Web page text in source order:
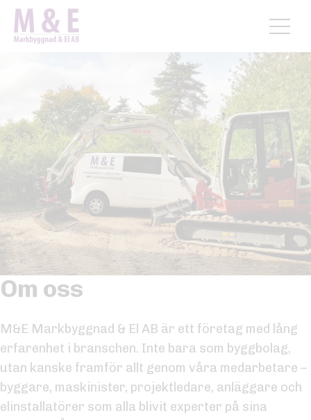
Hem Om oss
Om oss
M&E Markbyggnad & El AB är ett företag med lång
erfarenhet i branschen. Inte bara som byggbolag,
utan kanske framför allt genom våra medarbetare –
byggare, maskinister, projektledare, anläggare och
elinstallatörer som alla blivit experter på sina